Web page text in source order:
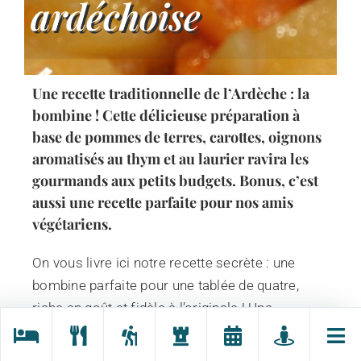
ardéchoise
Une recette traditionnelle de l’Ardèche : la
bombine ! Cette délicieuse préparation à
base de pommes de terres, carottes, oignons
aromatisés au thym et au laurier ravira les
gourmands aux petits budgets. Bonus, c’est
aussi une recette parfaite pour nos amis
végétariens.
On vous livre ici notre recette secrète : une
bombine parfaite pour une tablée de quatre,
riche en goût et fidèle à l’originale ! Une
madeleine de Proust à l’ardéchoise parfaite